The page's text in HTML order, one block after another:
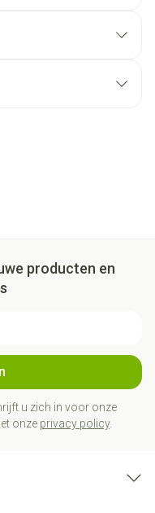
producten en
u zich in voor onze
onze privacy policy.